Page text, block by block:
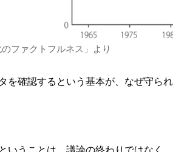
ファクトフルネス」より
を確認するという基本が、なぜ守ら